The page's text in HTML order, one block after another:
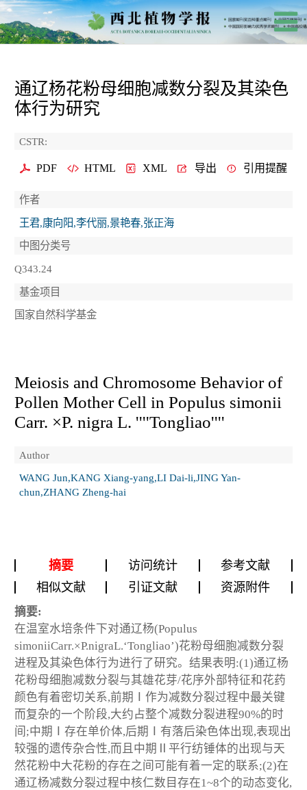
通辽杨花粉母细胞减数分裂及其染色
体行为研究
CSTR:
PDF HTML XML 导出 引用提醒
作者
王君,康向阳,李代丽,景艳春,张正海
中图分类号
Q343.24
基金项目
国家自然科学基金
Meiosis and Chromosome Behavior of
Pollen Mother Cell in Populus simonii
Carr. ×P. nigra L. ''''Tongliao''''
Author
WANG Jun,KANG Xiang-yang,LI Dai-li,JING Yan-
chun,ZHANG Zheng-hai
摘要 访问统计
参考文献
相似文献
引证文献 资源附件
摘要:
在温室水培条件下对通辽杨(Populus
simoniiCarr.×P.nigraL.‘Tongliao’)花粉母细胞减数分裂
进程及其染色体行为进行了研究。结果表明:(1)通辽杨
花粉母细胞减数分裂与其雄花芽/花序外部特征和花药
颜色有着密切关系,前期Ⅰ作为减数分裂过程中最关键
而复杂的一个阶段,大约占整个减数分裂进程90%的时
间;中期Ⅰ存在单价体,后期Ⅰ有落后染色体出现,表现出
较强的遗传杂合性,而且中期Ⅱ平行纺锤体的出现与天
然花粉中大花粉的存在之间可能有着一定的联系;(2)在
通辽杨减数分裂过程中核仁数目存在1~8个的动态变化,